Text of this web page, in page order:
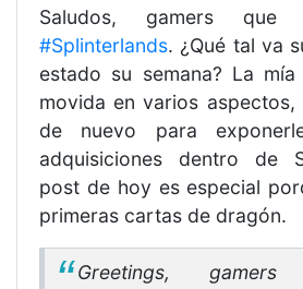
Saludos, gamers
#Splinterlands. ¿Qué tal va
estado su semana? La
movida en varios
de nuevo para
adquisiciones dentro de
post de hoy es especial
primeras cartas de dragón.
Greetings,